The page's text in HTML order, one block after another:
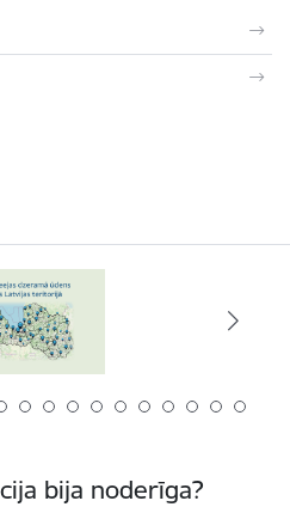
bija noderīga?